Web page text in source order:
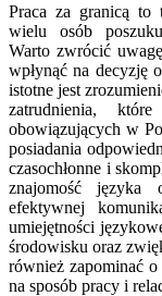
Praca za granicą to
wielu osób
Warto zwrócić
wpłynąć na decyzję
istotne jest
zatrudnienia,
obowiązujących w
posiadania
czasochłonne i
znajomość języka
efektywnej
umiejętności
środowisku oraz
również zapominać
na sposób pracy i